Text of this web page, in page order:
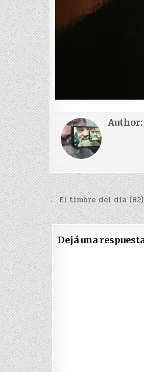
Author:
Navegación
de
entradas
← El timbre del día (82)
Dejá una